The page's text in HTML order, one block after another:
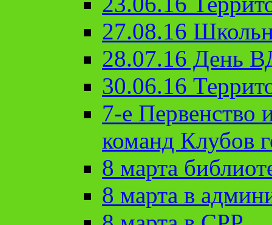
27.08.16
28.07.16 День
30.06.16
7-е Первенство
команд Клубов
8 марта
8 марта в